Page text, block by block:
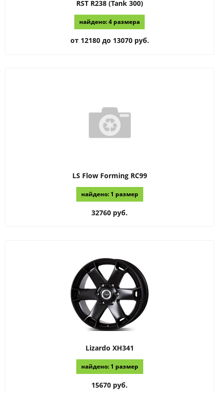
RST R238 (Tank 300)
найдено: 4 размера
от 12180 до 13070 руб.
LS Flow Forming RC99
найдено: 1 размер
32760 руб.
Lizardo XH341
найдено: 1 размер
15670 руб.